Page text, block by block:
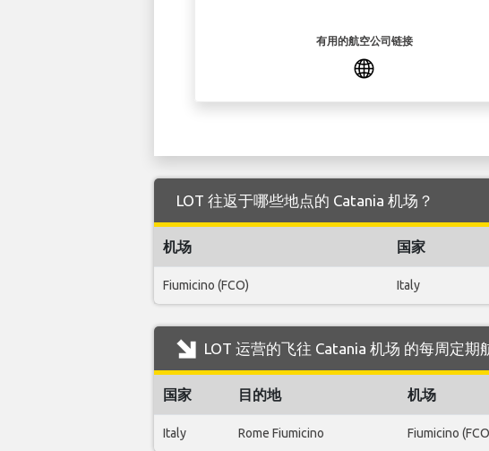
有用的航空公司链接
LOT 往返于哪些地点的 Catania 机场？
机场 国家
Fiumicino (FCO) Italy
LOT 运营的飞往 Catania 机场 的每周定期
国家 目的地 机场
Italy Rome Fiumicino Fiumicino